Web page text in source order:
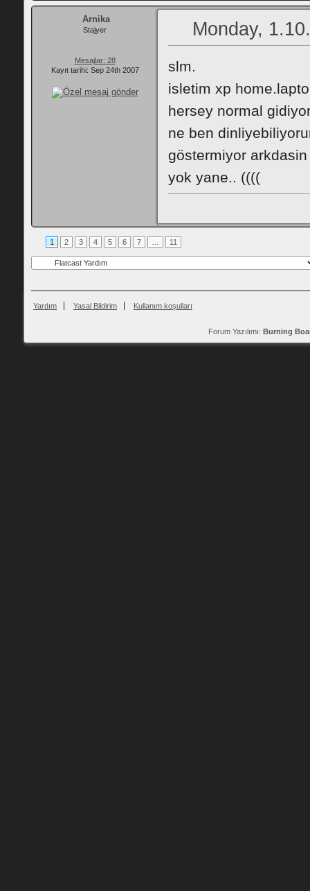
Arnika
Stajyer
Mesajlar: 28
Kayıt tarihi: Sep 24th 2007
Monday,
slm.
isletim xp
hersey normal
ne ben
göstermiyor
yok yane.. ((((
1 2 3 4 5 6 7 11
Yardım Yasal Bildirim Kullanım koşulları
Forum Yazılımı: Burning